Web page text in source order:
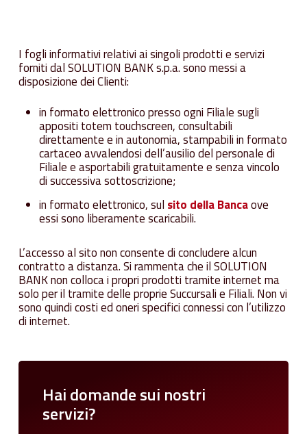
I fogli informativi relativi ai singoli prodotti e servizi
forniti dal SOLUTION BANK s.p.a. sono messi a
disposizione dei Clienti:
in formato elettronico presso ogni Filiale sugli
appositi totem touchscreen, consultabili
direttamente e in autonomia, stampabili in formato
cartaceo avvalendosi dell’ausilio del personale di
Filiale e asportabili gratuitamente e senza vincolo
di successiva sottoscrizione;
in formato elettronico, sul sito della Bancaove
essi sono liberamente scaricabili.
L’accesso al sito non consente di concludere alcun
contratto a distanza. Si rammenta che il SOLUTION
BANK non colloca i propri prodotti tramite internet ma
solo per il tramite delle proprie Succursali e Filiali. Non vi
sono quindi costi ed oneri specifici connessi con l’utilizzo
di internet.
Haidomandesui nostri
servizi?